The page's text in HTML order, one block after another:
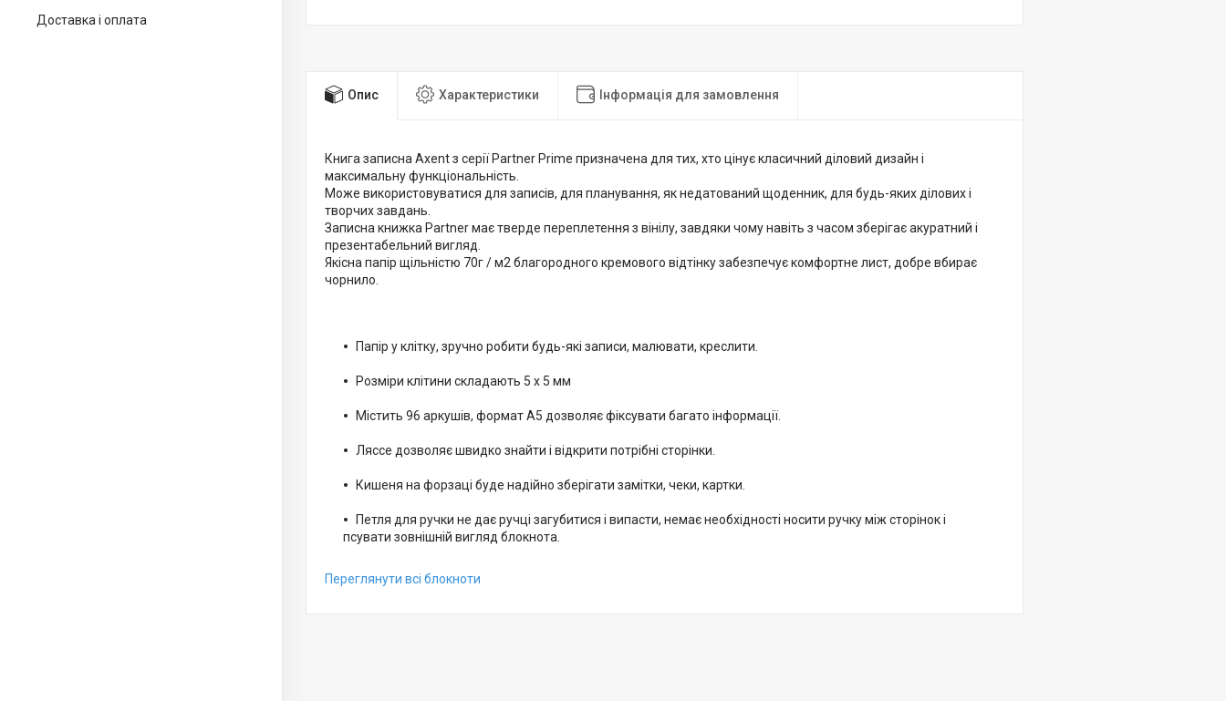
Доставка і оплата
Опис Характеристики Інформація для замовлення
Книга записна Axent з серії Partner Prime призначена для тих, хто цінує класичний діловий дизайн і
максимальну функціональність.
Може використовуватися для записів, для планування, як недатований щоденник, для будь-яких ділових і
творчих завдань.
Записна книжка Partner має тверде переплетення з вінілу, завдяки чому навіть з часом зберігає акуратний і
презентабельний вигляд.
Якісна папір щільністю 70г / м2 благородного кремового відтінку забезпечує комфортне лист, добре вбирає
чорнило.
Папір у клітку, зручно робити будь-які записи, малювати, креслити.
Розміри клітини складають 5 х 5 мм
Містить 96 аркушів, формат А5 дозволяє фіксувати багато інформації.
Ляссе дозволяє швидко знайти і відкрити потрібні сторінки.
Кишеня на форзаці буде надійно зберігати замітки, чеки, картки.
Петля для ручки не дає ручці загубитися і випасти, немає необхідності носити ручку між сторінок і
псувати зовнішній вигляд блокнота.
Переглянути всі блокноти